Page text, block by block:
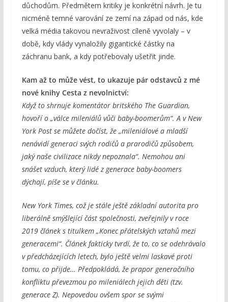
důchodům. Předmětem kritiky je konkrétní návrh. Je tu
nicméně temné varování ze zemí na západ od nás, kde
velká média takovou nevraživost cíleně vyvolaly – v
době, kdy vlády vynaložily gigantické částky na
záchranu bank, a kdy potřebovaly ušetřit jinde.
Kam až to může vést, to ukazuje pár odstavců z mé
nové knihy Cesta z nevolnictví:
Když to shrnuje komentátor britského The Guardian,
hovoří o „válce mileniálů vůči baby-boomerům“. A v New
York Post se můžete dočíst, že „mileniálové a mladší
nenávidí generaci svých rodičů a prarodičů způsobem,
jaký naše civilizace nikdy nepoznala“. Nemohou ani
snášet vzduch, který lidé z generace baby-boomers
dýchají, píše se v článku.
New York Times, což je stále ještě základní autorita pro
liberálně smýšlející část společnosti, zveřejnily v roce
2019 článek s titulkem „Konec přátelských vztahů mezi
generacemi“. Článek fakticky tvrdí, že to, co se odehrávalo
v předcházejících letech, bylo ještě velmi laskavé proti
tomu, co přijde… Předpokládá, že prapor generačního
konfliktu převezmou po mileniálech jejich děti (tzv.
generace Z). Nepovedou ovšem spor se svými